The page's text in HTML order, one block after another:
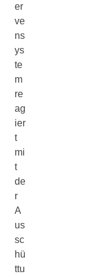
er
ve
ns
ys
te
m
re
ag
ier
t
mi
t
de
r
A
us
sc
hü
ttu